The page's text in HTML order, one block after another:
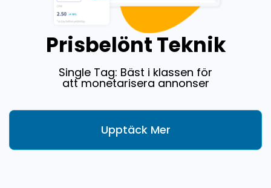
Prisbelönt Teknik
Single Tag: Bäst i klassen för
att monetarisera annonser
Upptäck Mer